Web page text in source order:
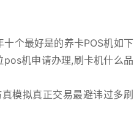
个最好是的养卡POS机如下
pos机申请办理,刷卡机什么品
模拟真正交易最避讳过多刷